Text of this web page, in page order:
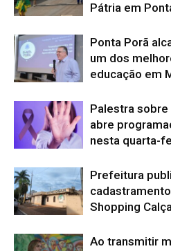
Pátria em
Ponta Porã
um dos
educação em
Palestra sobre
abre
nesta quarta-
Prefeitura
Shopping
Ao transmitir